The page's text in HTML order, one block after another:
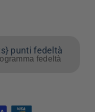
punti fedeltà
fedeltà